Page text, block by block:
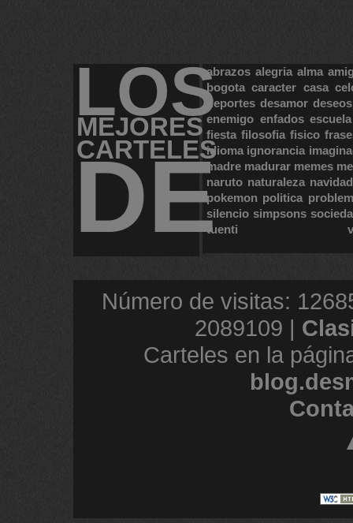
LOS
MEJORES
CARTELES
DE
abrazos alegria alma
bogota caracter casa
deportes desamor deseos
enemigo enfados escuela
fiesta filosofia fisico
idioma ignorancia
madre madurar memes
naruto naturaleza navidad
pokemon politica
silencio simpsons
tuenti
Número de visitas:
2089109 |
Carteles en la